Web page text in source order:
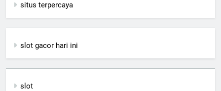
situs terpercaya
slot gacor hari ini
slot